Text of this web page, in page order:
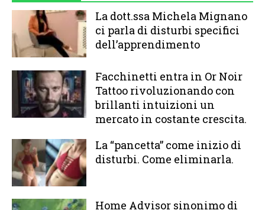
La dott.ssa Michela Mignano
ci parla di disturbi specifici
dell’apprendimento
Facchinetti entra in Or Noir
Tattoo rivoluzionando con
brillanti intuizioni un
mercato in costante crescita.
La “pancetta” come inizio di
disturbi. Come eliminarla.
Home Advisor sinonimo di